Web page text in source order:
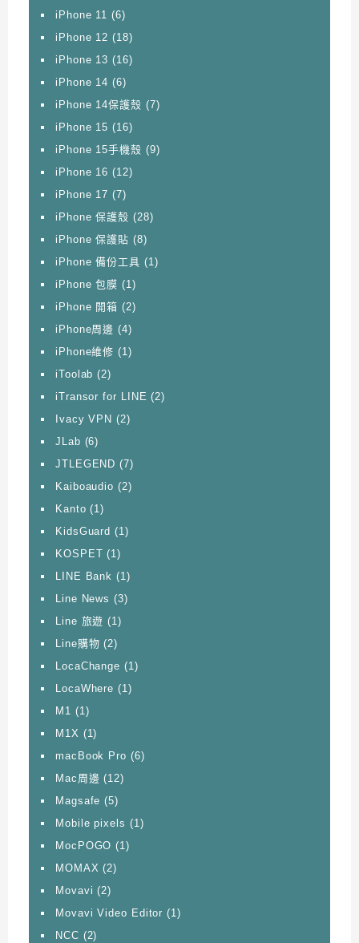
iPhone 11 (6)
iPhone 12 (18)
iPhone 13 (16)
iPhone 14 (6)
iPhone 14保護殼 (7)
iPhone 15 (16)
iPhone 15手機殼 (9)
iPhone 16 (12)
iPhone 17 (7)
iPhone 保護殼 (28)
iPhone 保護貼 (8)
iPhone 備份工具 (1)
iPhone 包膜 (1)
iPhone 開箱 (2)
iPhone周邊 (4)
iPhone維修 (1)
iToolab (2)
iTransor for LINE (2)
Ivacy VPN (2)
JLab (6)
JTLEGEND (7)
Kaiboaudio (2)
Kanto (1)
KidsGuard (1)
KOSPET (1)
LINE Bank (1)
Line News (3)
Line 旅遊 (1)
Line購物 (2)
LocaChange (1)
LocaWhere (1)
M1 (1)
M1X (1)
macBook Pro (6)
Mac周邊 (12)
Magsafe (5)
Mobile pixels (1)
MocPOGO (1)
MOMAX (2)
Movavi (2)
Movavi Video Editor (1)
NCC (2)